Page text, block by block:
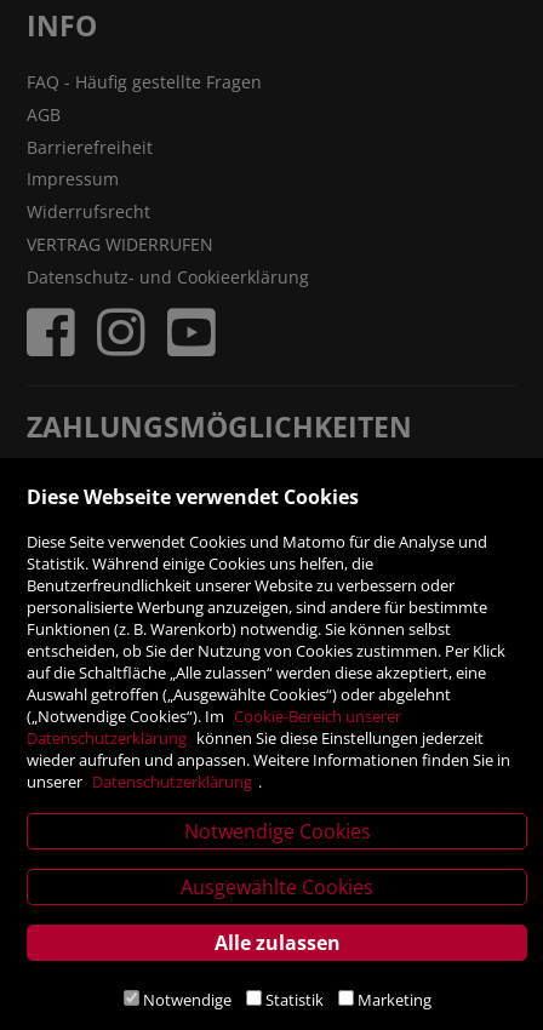
News
Service
INFO
FAQ - Häufig gestellte Fragen
AGB
Barrierefreiheit
Impressum
Widerrufsrecht
VERTRAG WIDERRUFEN
Datenschutz- und Cookieerklärung
ZAHLUNGSMÖGLICHKEITEN
Rechnung
Vorauskasse
SICHER ONLINE SHOPPEN!
Verlagsanstalt Tyrolia Gesellschaft m. b. H | Exlgasse 20,
6020 Innsbruck
Diese Webseite verwendet Cookies
Diese Seite verwendet Cookies und Matomo für die Analyse und
Statistik. Während einige Cookies uns helfen, die
Benutzerfreundlichkeit unserer Website zu verbessern oder
personalisierte Werbung anzuzeigen, sind andere für bestimmte
Funktionen (z. B. Warenkorb) notwendig. Sie können selbst
entscheiden, ob Sie der Nutzung von Cookies zustimmen. Per Klick
auf die Schaltfläche „Alle zulassen“ werden diese akzeptiert, eine
Auswahl getroffen („Ausgewählte Cookies“) oder abgelehnt
(„Notwendige Cookies“). Im Cookie-Bereich unserer
Datenschutzerklärung können Sie diese Einstellungen jederzeit
wieder aufrufen und anpassen. Weitere Informationen finden Sie in
unserer Datenschutzerklärung .
Notwendige Cookies
Ausgewählte Cookies
Alle zulassen
Notwendige Statistik Marketing